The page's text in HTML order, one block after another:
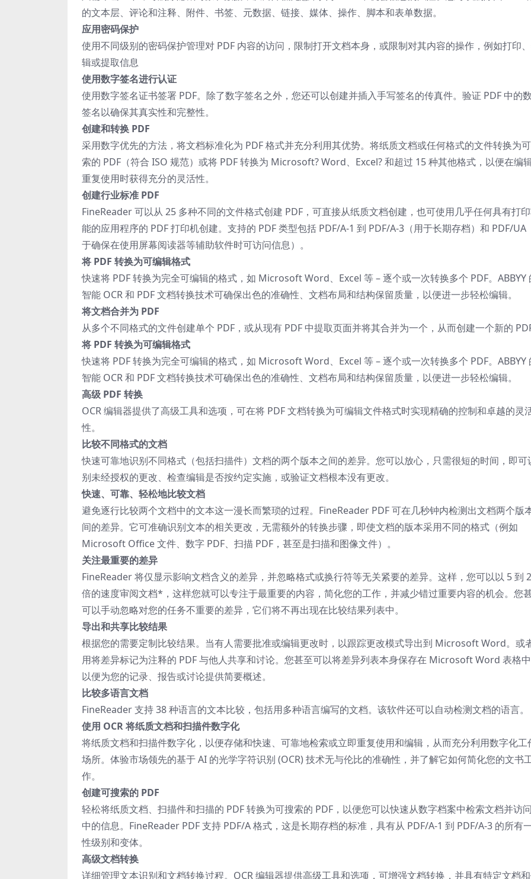
的文本层、评论和注释、附件、书签、元数据、链接、媒体、操作、脚本和表单数据。
应用密码保护
使用不同级别的密码保护管理对 PDF 内容的访问，限制打开文档本身，或限制对其内容的操作，例如打印
辑或提取信息
使用数字签名进行认证
使用数字签名证书签署 PDF。除了数字签名之外，您还可以创建并插入手写签名的传真件。验证 PDF 中的
签名以确保其真实性和完整性。
创建和转换 PDF
采用数字优先的方法，将文档标准化为 PDF 格式并充分利用其优势。将纸质文档或任何格式的文件转换为
索的 PDF（符合 ISO 规范）或将 PDF 转换为 Microsoft? Word、Excel? 和超过 15 种其他格式，以便在编
重复使用时获得充分的灵活性。
创建行业标准 PDF
FineReader 可以从 25 多种不同的文件格式创建 PDF，可直接从纸质文档创建，也可使用几乎任何具有打
能的应用程序的 PDF 打印机创建。支持的 PDF 类型包括 PDF/A-1 到 PDF/A-3（用于长期存档）和 PDF/UA
于确保在使用屏幕阅读器等辅助软件时可访问信息）。
将 PDF 转换为可编辑格式
快速将 PDF 转换为完全可编辑的格式，如 Microsoft Word、Excel 等 – 逐个或一次转换多个 PDF。ABBYY
智能 OCR 和 PDF 文档转换技术可确保出色的准确性、文档布局和结构保留质量，以便进一步轻松编辑。
将文档合并为 PDF
从多个不同格式的文件创建单个 PDF，或从现有 PDF 中提取页面并将其合并为一个，从而创建一个新的 PDF
将 PDF 转换为可编辑格式
快速将 PDF 转换为完全可编辑的格式，如 Microsoft Word、Excel 等 – 逐个或一次转换多个 PDF。ABBYY
智能 OCR 和 PDF 文档转换技术可确保出色的准确性、文档布局和结构保留质量，以便进一步轻松编辑。
高级 PDF 转换
OCR 编辑器提供了高级工具和选项，可在将 PDF 文档转换为可编辑文件格式时实现精确的控制和卓越的灵
性。
比较不同格式的文档
快速可靠地识别不同格式（包括扫描件）文档的两个版本之间的差异。您可以放心，只需很短的时间，即可
别未经授权的更改、检查编辑是否按约定实施，或验证文档根本没有更改。
快速、可靠、轻松地比较文档
避免逐行比较两个文档中的文本这一漫长而繁琐的过程。FineReader PDF 可在几秒钟内检测出文档两个版
间的差异。它可准确识别文本的相关更改，无需额外的转换步骤，即使文档的版本采用不同的格式（例如
Microsoft Office 文件、数字 PDF、扫描 PDF，甚至是扫描和图像文件）。
关注最重要的差异
FineReader 将仅显示影响文档含义的差异，并忽略格式或换行符等无关紧要的差异。这样，您可以以 5 到
倍的速度审阅文档*，这样您就可以专注于最重要的内容，简化您的工作，并减少错过重要内容的机会。您
可以手动忽略对您的任务不重要的差异，它们将不再出现在比较结果列表中。
导出和共享比较结果
根据您的需要定制比较结果。当有人需要批准或编辑更改时，以跟踪更改模式导出到 Microsoft Word。或
用将差异标记为注释的 PDF 与他人共享和讨论。您甚至可以将差异列表本身保存在 Microsoft Word 表格中
以便为您的记录、报告或讨论提供简要概述。
比较多语言文档
FineReader 支持 38 种语言的文本比较，包括用多种语言编写的文档。该软件还可以自动检测文档的语言。
使用 OCR 将纸质文档和扫描件数字化
将纸质文档和扫描件数字化，以便存储和快速、可靠地检索或立即重复使用和编辑，从而充分利用数字化工
场所。体验市场领先的基于 AI 的光学字符识别 (OCR) 技术无与伦比的准确性，并了解它如何简化您的文书
作。
创建可搜索的 PDF
轻松将纸质文档、扫描件和扫描的 PDF 转换为可搜索的 PDF，以便您可以快速从数字档案中检索文档并访
中的信息。FineReader PDF 支持 PDF/A 格式，这是长期存档的标准，具有从 PDF/A-1 到 PDF/A-3 的所有
性级别和变体。
高级文档转换
详细管理文本识别和文档转换过程。OCR 编辑器提供高级工具和选项，可增强文档转换，并具有特定文档